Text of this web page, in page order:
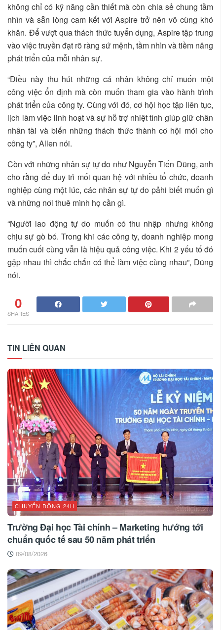
không chỉ có kỹ năng cần thiết mà còn chia sẻ chung tầm
nhìn và sẵn lòng cam kết với Aspire trở nên vô cùng khó
khăn. Để vượt qua thách thức tuyển dụng, Aspire tập trung
vào việc truyền đạt rõ ràng sứ mệnh, tầm nhìn và tiềm năng
phát triển của mỗi nhân sự.
“Điều này thu hút những cá nhân không chỉ muốn một
công việc ổn định mà còn muốn tham gia vào hành trình
phát triển của công ty. Cùng với đó, cơ hội học tập liên tục,
lịch làm việc linh hoạt và sự hỗ trợ nhiệt tình giúp giữ chân
nhân tài và biến những thách thức thành cơ hội mới cho
công ty”, Allen nói.
Còn với những nhân sự tự do như Nguyễn Tiến Dũng, anh
cho rằng để duy trì mối quan hệ với nhiều tổ chức, doanh
nghiệp cùng một lúc, các nhân sự tự do pảhi biết muốn gì
và những nơi thuê mình họ cần gì.
“Người lao động tự do muốn có thu nhập nhưng không
chịu sự gò bó. Trong khi các công ty, doanh nghiệp mong
muốn cuối cùng vẫn là hiệu quả công việc. Khi 2 yếu tố đó
gặp nhau thì chắc chắn có thể làm việc cùng nhau”, Dũng
nói.
0
SHARES
TIN LIÊN QUAN
CHUYỂN ĐỘNG 24H
Trường Đại học Tài chính – Marketing hướng tới
chuẩn quốc tế sau 50 năm phát triển
09/08/2026